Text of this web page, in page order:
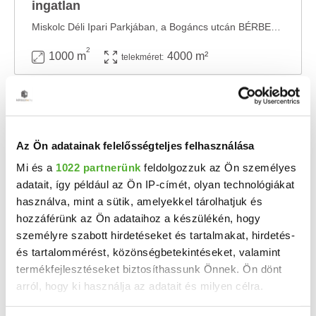
Az Ön adatainak felelősségteljes felhasználása
Mi és a 1022 partnerünk feldolgozzuk az Ön személyes
adatait, így például az Ön IP-címét, olyan technológiákat
használva, mint a sütik, amelyekkel tárolhatjuk és
hozzáférünk az Ön adataihoz a készülékén, hogy
személyre szabott hirdetéseket és tartalmakat, hirdetés-
és tartalommérést, közönségbetekintéseket, valamint
termékfejlesztéseket biztosíthassunk Önnek. Ön dönt
arról, hogy ki használja az adatait és milyen célra.
ingatlan
1000 m
2
telekméret: 4000 m²
230 E Ft / hó 3 833 Ft/m 2
Miskolc, Pesti - Kiadó iroda
Kiadó felújított iroda kiváló lokációval Miskolc déli részén – Pesti út Miskolc ...